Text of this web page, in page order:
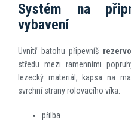
Systém na
vybavení
Uvnitř batohu připevníš
středu mezi ramenními
lezecký materiál, kapsa na
svrchní strany rolovacího víka:
přilba